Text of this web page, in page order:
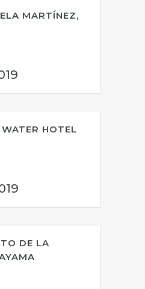
MARTÍNEZ,
HOTEL
DE LA